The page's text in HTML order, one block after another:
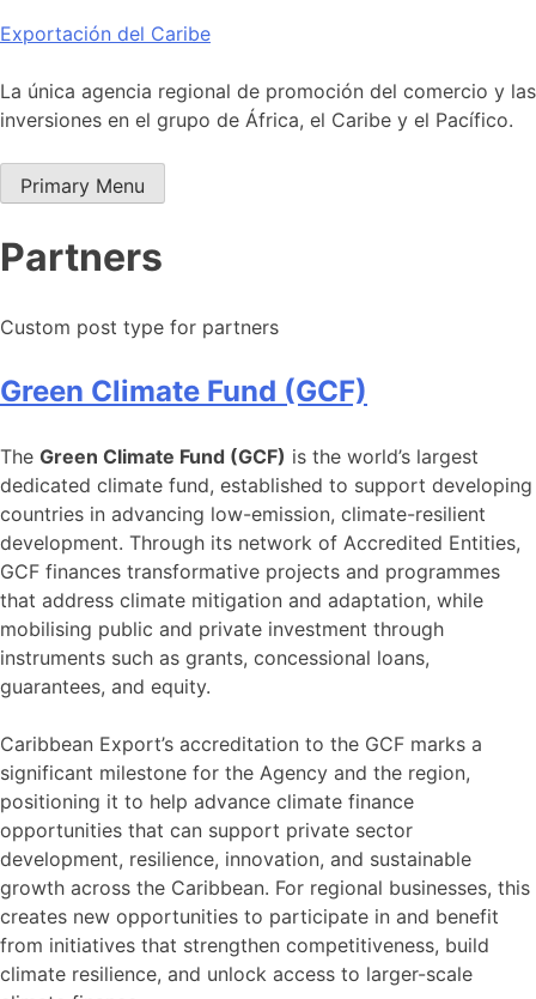
Skip
content
Exportación del Caribe
La única agencia regional de promoción del comercio y las
inversiones en el grupo de África, el Caribe y el Pacífico.
Primary Menu
Partners
Custom post type for partners
Green Climate Fund (GCF)
The Green Climate Fund (GCF) is the world’s largest
dedicated climate fund, established to support developing
countries in advancing low-emission, climate-resilient
development. Through its network of Accredited Entities,
GCF finances transformative projects and programmes
that address climate mitigation and adaptation, while
mobilising public and private investment through
instruments such as grants, concessional loans,
guarantees, and equity.
Caribbean Export’s accreditation to the GCF marks a
significant milestone for the Agency and the region,
positioning it to help advance climate finance
opportunities that can support private sector
development, resilience, innovation, and sustainable
growth across the Caribbean. For regional businesses, this
creates new opportunities to participate in and benefit
from initiatives that strengthen competitiveness, build
climate resilience, and unlock access to larger-scale